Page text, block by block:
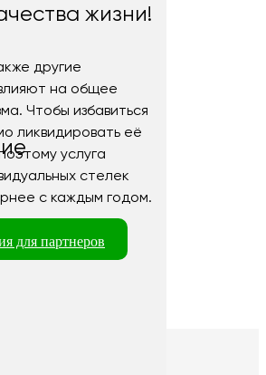
жизни!
другие
на общее
Чтобы избавиться
ликвидировать её
услуга
стелек
с каждым годом.
для партнеров